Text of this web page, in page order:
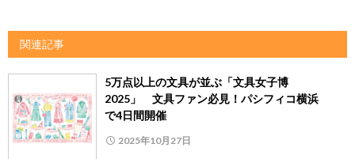
関連記事
5万点以上の文具が並ぶ「文具女子博
2025」 文具ファン必見！パシフィコ横浜
で4日間開催
2025年10月27日